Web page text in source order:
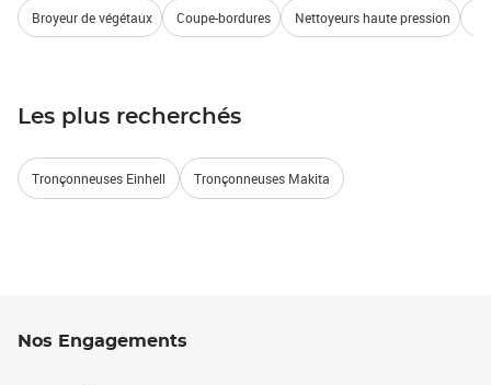
Broyeur de végétaux Coupe-bordures Nettoyeurs haute pression
Les plus recherchés
Tronçonneuses Einhell Tronçonneuses Makita
Nos Engagements